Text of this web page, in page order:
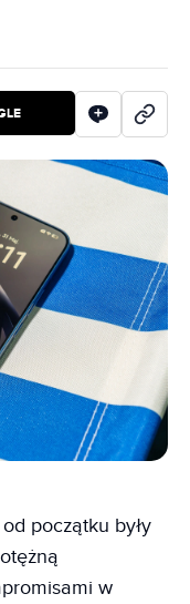
początku były
w